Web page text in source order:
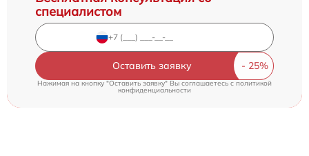
специалистом
Оставить заявку
Нажимая на кнопку "Оставить заявку" Вы соглашаетесь cполитикой
конфиденциальности